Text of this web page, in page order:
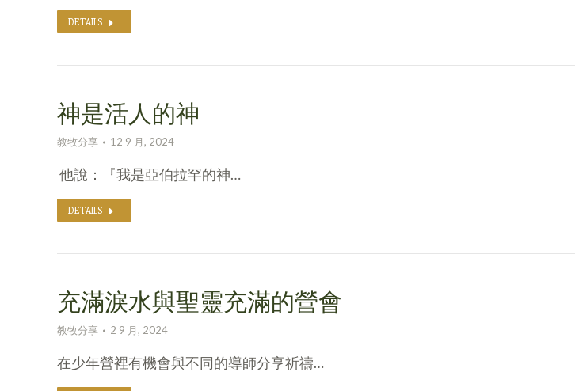
DETAILS
神是活人的神
教牧分享 12 9 月, 2024
他說：『我是亞伯拉罕的神…
DETAILS
充滿淚水與聖靈充滿的營會
教牧分享 2 9 月, 2024
在少年營裡有機會與不同的導師分享祈禱…